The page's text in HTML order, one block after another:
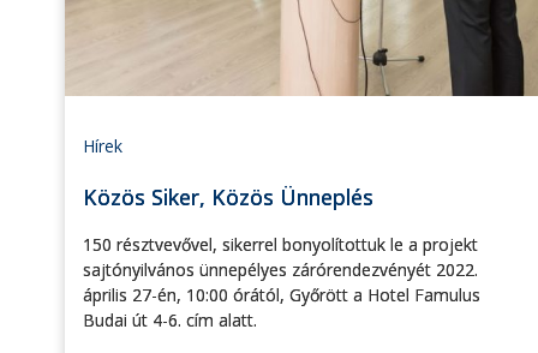
Hírek
Közös Siker, Közös Ünneplés
150 résztvevővel, sikerrel bonyolítottuk le a projekt
sajtónyilvános ünnepélyes zárórendezvényét 2022.
április 27-én, 10:00 órától, Győrött a Hotel Famulus
Budai út 4-6. cím alatt.